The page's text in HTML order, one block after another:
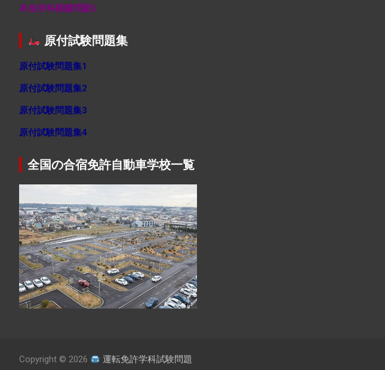
本免学科模擬問題5
原付試験問題集
原付試験問題集1
原付試験問題集2
原付試験問題集3
原付試験問題集4
全国の合宿免許自動車学校一覧
Copyright © 2026 運転免許学科試験問題